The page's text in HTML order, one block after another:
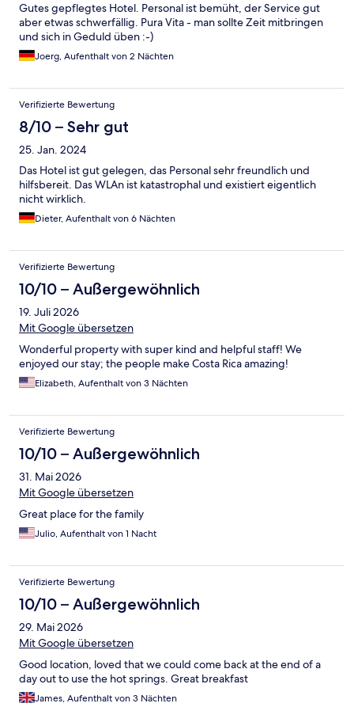
Gutes gepflegtes Hotel. Personal ist bemüht, der Service gut
aber etwas schwerfällig. Pura Vita - man sollte Zeit mitbringen
und sich in Geduld üben :-)
Joerg, Aufenthalt von 2 Nächten
Verifizierte Bewertung
8/10 – Sehr gut
25. Jan. 2024
Das Hotel ist gut gelegen, das Personal sehr freundlich und
hilfsbereit. Das WLAn ist katastrophal und existiert eigentlich
nicht wirklich.
Dieter, Aufenthalt von 6 Nächten
Verifizierte Bewertung
10/10 – Außergewöhnlich
19. Juli 2026
Mit Google übersetzen
Wonderful property with super kind and helpful staff! We
enjoyed our stay; the people make Costa Rica amazing!
Elizabeth, Aufenthalt von 3 Nächten
Verifizierte Bewertung
10/10 – Außergewöhnlich
31. Mai 2026
Mit Google übersetzen
Great place for the family
Julio, Aufenthalt von 1 Nacht
Verifizierte Bewertung
10/10 – Außergewöhnlich
29. Mai 2026
Mit Google übersetzen
Good location, loved that we could come back at the end of a
day out to use the hot springs. Great breakfast
James, Aufenthalt von 3 Nächten